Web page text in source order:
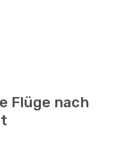
Flüge nach